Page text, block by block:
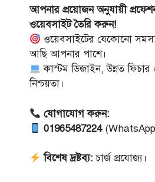
আপনার প্রয়োজন অনুযায়ী
ওয়েবসাইট তৈরি করুন!
ওয়েবসাইটের যেকোনো
আছি আপনার পাশে।
কাস্টম ডিজাইন, উন্নত
নিশ্চয়তা।
যোগাযোগ করুন:
01965487224
বিশেষ দ্রষ্টব্য:চার্জ প্রযোজ্য।